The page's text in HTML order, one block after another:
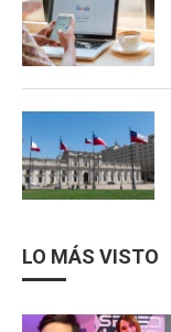
LO MÁS VISTO